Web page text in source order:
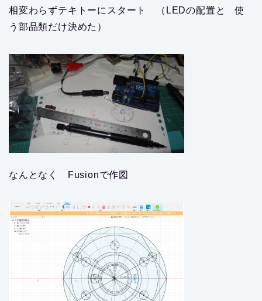
相変わらずテキトーにスタート （LEDの配置と 使
う部品類だけ決めた）
なんとなく Fusionで作図